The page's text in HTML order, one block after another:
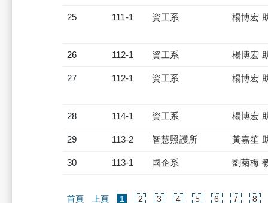
25 111-1 資工系 楊博宏
26 112-1 資工系 楊博宏
27 112-1 資工系 楊博宏
28 114-1 資工系 楊博宏
29 113-2 智慧照護所 黃嘉笙
30 113-1 國企系 劉菊梅
首頁 上頁 1 (current)
2 3 4 5 6 7 8